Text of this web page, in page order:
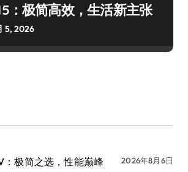
：极简高效，生活新主张
5, 2026
：极简之选，性能巅峰 2026年8月6日